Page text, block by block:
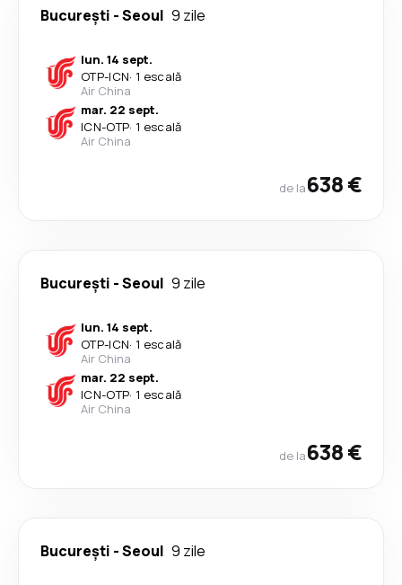
București -Seoul 9 zile
lun. 14 sept.
OTP-ICN· 1 escală
Air China
mar. 22 sept.
ICN-OTP· 1 escală
Air China
de la638 €
București -Seoul 9 zile
lun. 14 sept.
OTP-ICN· 1 escală
Air China
mar. 22 sept.
ICN-OTP· 1 escală
Air China
de la638 €
București -Seoul 9 zile